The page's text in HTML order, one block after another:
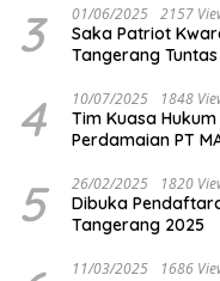
3 01/06/2025 2157
Saka Patriot
Tangerang
4 10/07/2025 1848
Tim Kuasa
Perdamaian PT
5 26/02/2025 1820
Dibuka
Tangerang 2025
11/03/2025 1686